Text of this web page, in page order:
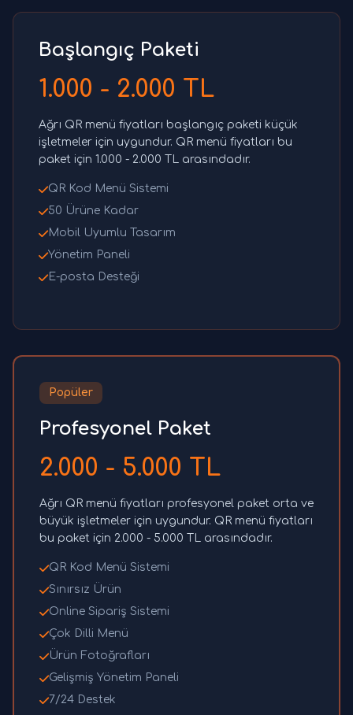
Başlangıç Paketi
1.000 - 2.000 TL
Ağrı QR menü fiyatları başlangıç paketi küçük
işletmeler için uygundur. QR menü fiyatları bu
paket için 1.000 - 2.000 TL arasındadır.
QR Kod Menü Sistemi
50 Ürüne Kadar
Mobil Uyumlu Tasarım
Yönetim Paneli
E-posta Desteği
Popüler
Profesyonel Paket
2.000 - 5.000 TL
Ağrı QR menü fiyatları profesyonel paket orta ve
büyük işletmeler için uygundur. QR menü fiyatları
bu paket için 2.000 - 5.000 TL arasındadır.
QR Kod Menü Sistemi
Sınırsız Ürün
Online Sipariş Sistemi
Çok Dilli Menü
Ürün Fotoğrafları
Gelişmiş Yönetim Paneli
7/24 Destek